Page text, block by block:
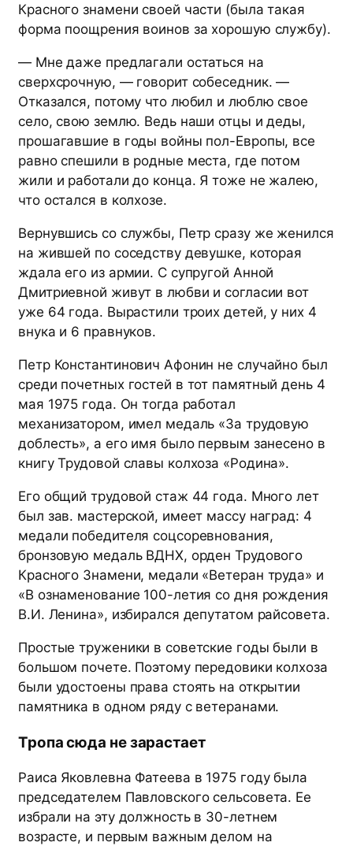
Красного знамени своей части (была такая
форма поощрения воинов за хорошую службу).
— Мне даже предлагали остаться на
сверхсрочную, — говорит собеседник. —
Отказался, потому что любил и люблю свое
село, свою землю. Ведь наши отцы и деды,
прошагавшие в годы войны пол-Европы, все
равно спешили в родные места, где потом
жили и работали до конца. Я тоже не жалею,
что остался в колхозе.
Вернувшись со службы, Петр сразу же женился
на жившей по соседству девушке, которая
ждала его из армии. С супругой Анной
Дмитриевной живут в любви и согласии вот
уже 64 года. Вырастили троих детей, у них 4
внука и 6 правнуков.
Петр Константинович Афонин не случайно был
среди почетных гостей в тот памятный день 4
мая 1975 года. Он тогда работал
механизатором, имел медаль «За трудовую
доблесть», а его имя было первым занесено в
книгу Трудовой славы колхоза «Родина».
Его общий трудовой стаж 44 года. Много лет
был зав. мастерской, имеет массу наград: 4
медали победителя соцсоревнования,
бронзовую медаль ВДНХ, орден Трудового
Красного Знамени, медали «Ветеран труда» и
«В ознаменование 100-летия со дня рождения
В.И. Ленина», избирался депутатом райсовета.
Простые труженики в советские годы были в
большом почете. Поэтому передовики колхоза
были удостоены права стоять на открытии
памятника в одном ряду с ветеранами.
Тропа сюда не зарастает
Раиса Яковлевна Фатеева в 1975 году была
председателем Павловского сельсовета. Ее
избрали на эту должность в 30-летнем
возрасте, и первым важным делом на